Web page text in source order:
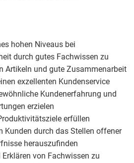
hohen Niveaus bei
durch gutes Fachwissen zu
Artikeln und gute Zusammenarbeit
exzellenten Kundenservice
Kundenerfahrung und
erzielen
erfüllen
Kunden durch das Stellen offener
herauszufinden
von Fachwissen zu